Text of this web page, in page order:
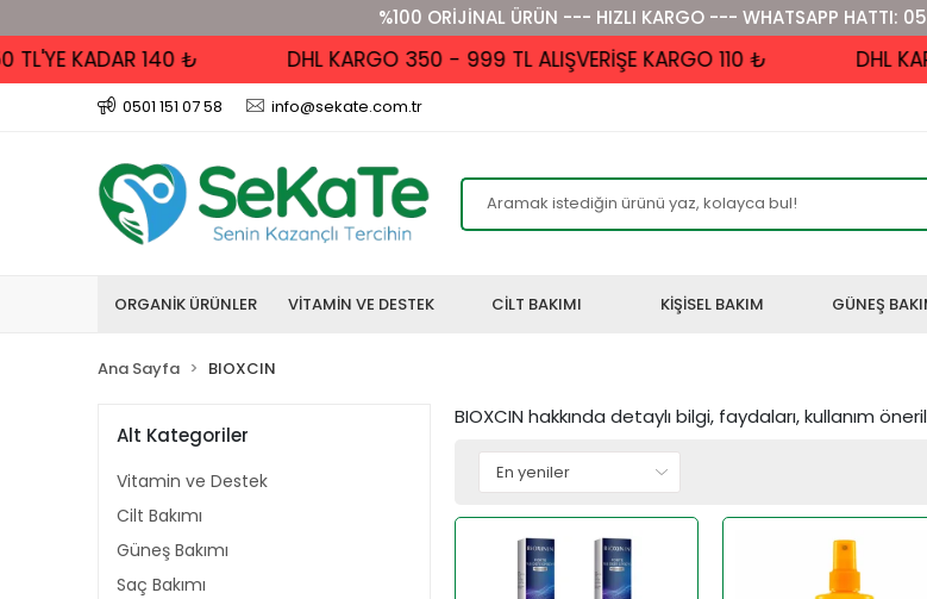
%100 ORİJİNAL ÜRÜN --- HIZLI KARGO --- WHATSAPP HATTI:
KADAR 140 ₺ DHL KARGO 350 - 999 TL ALIŞVERİŞE KARGO 110 ₺ DHL
0501 151 07 58 info@sekate.com.tr
ORGANİK ÜRÜNLER VİTAMİN VE DESTEK CİLT BAKIMI KİŞİSEL BAKIM GÜNEŞ
Ana Sayfa BIOXCIN
Alt Kategoriler
Vitamin ve Destek
Cilt Bakımı
Güneş Bakımı
Saç Bakımı
BIOXCIN hakkında detaylı bilgi, faydaları, kullanım